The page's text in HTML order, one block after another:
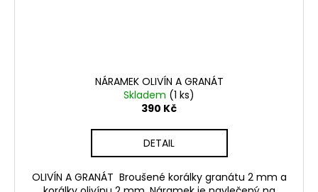
NÁRAMEK OLIVÍN A GRANÁT
Skladem (1 ks)
390 Kč
DETAIL
OLIVÍN A GRANÁT Broušené korálky granátu 2 mm a